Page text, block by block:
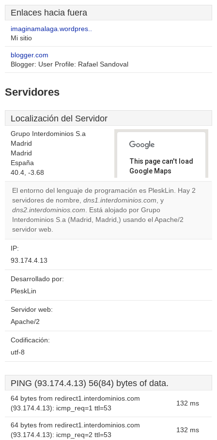
Enlaces hacia fuera
imaginamalaga.wordpres..
Mi sitio
blogger.com
Blogger: User Profile: Rafael Sandoval
Servidores
Localización del Servidor
Grupo Interdominios S.a
Madrid
Madrid
España
40.4, -3.68
This page can't load
Google Maps
correctly.
Do you
own this
website?
El entorno del lenguaje de programación es PleskLin. Hay 2
servidores de nombre, dns1.interdominios.com, y
dns2.interdominios.com. Está alojado por Grupo
Interdominios S.a (Madrid, Madrid,) usando el Apache/2
servidor web.
IP:
93.174.4.13
Desarrollado por:
PleskLin
Servidor web:
Apache/2
Codificación:
utf-8
PING (93.174.4.13) 56(84) bytes of data.
64 bytes from redirect1.interdominios.com
(93.174.4.13): icmp_req=1 ttl=53
132 ms
64 bytes from redirect1.interdominios.com
(93.174.4.13): icmp_req=2 ttl=53
132 ms